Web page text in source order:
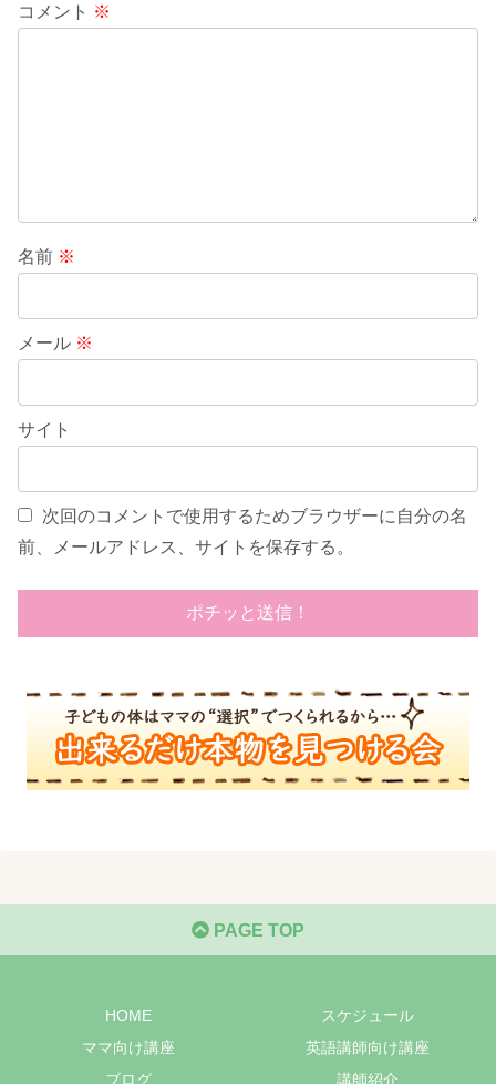
コメント ※
名前 ※
メール ※
サイト
次回のコメントで使用するためブラウザーに自分の名
前、メールアドレス、サイトを保存する。
PAGE TOP
HOME
スケジュール
ママ向け講座
英語講師向け講座
ブログ
講師紹介